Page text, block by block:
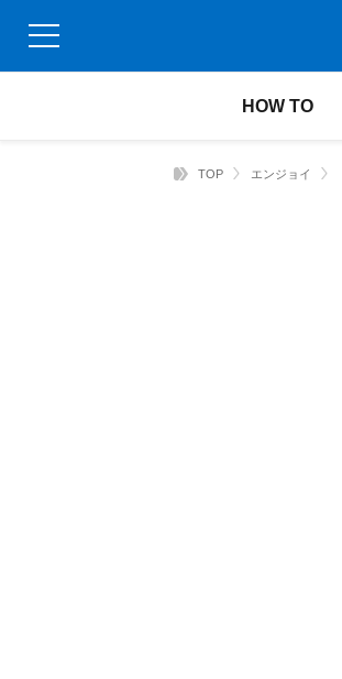
HOW TO
TOP エンジョイ